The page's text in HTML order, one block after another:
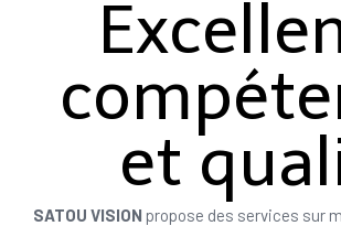
et
SATOU VISION propose des services sur